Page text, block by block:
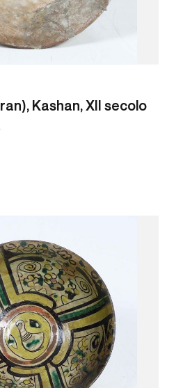
Kashan, XII secolo